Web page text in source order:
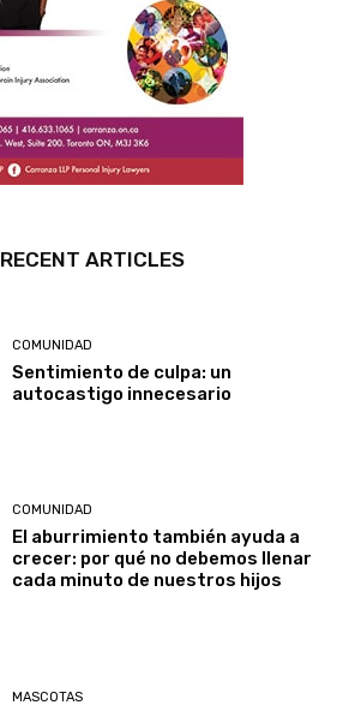
RECENT ARTICLES
COMUNIDAD
Sentimiento de culpa: un
autocastigo innecesario
COMUNIDAD
El aburrimiento también ayuda a
crecer: por qué no debemos llenar
cada minuto de nuestros hijos
MASCOTAS